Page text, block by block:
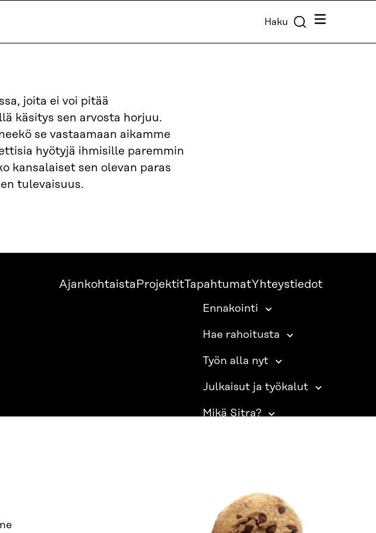
Haku Valikko
joita ei voi pitää
käsitys sen arvosta horjuu.
se vastaamaan aikamme
hyötyjä ihmisille paremmin
kansalaiset sen olevan paras
tulevaisuus.
Ajankohtaista ProjektitTapahtumatYhteystiedot
Ennakointi
Hae rahoitusta
Työn alla nyt
Julkaisut ja työkalut
Mikä Sitra?
SITRA SOSIAALISESSA MEDIASSA